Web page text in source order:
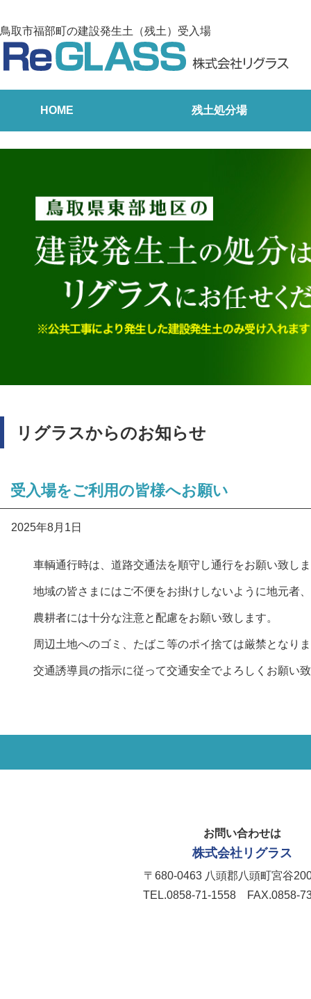
鳥取市福部町の建設発生土（残土）受入場
HOME 残土処分場
リグラスからのお知らせ
受入場をご利用の皆様へお願い
2025年8月1日
車輌通行時は、道路交通法を順守し通行をお願い致し
地域の皆さまにはご不便をお掛けしないように地元者
農耕者には十分な注意と配慮をお願い致します。
周辺土地へのゴミ、たばこ等のポイ捨ては厳禁となり
交通誘導員の指示に従って交通安全でよろしくお願い
お問い合わせは
株式会社リグラス
〒680-0463 八頭郡八頭町宮谷
TEL.0858-71-1558 FAX.0858-